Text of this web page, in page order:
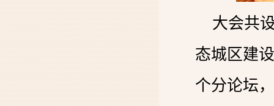
大会共
态城区建
个分论坛